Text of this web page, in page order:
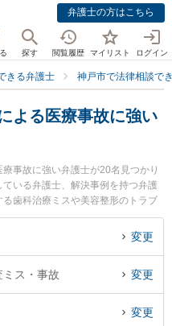
弁護士の方はこちら
探す 閲覧履歴 マイリスト ログイン
きる弁護士 神戸市で法律相談で
よる医療事故に強い
事故に強い弁護士が20名見つかり
いる弁護士、解決事例を持つ弁護
歯科治療ミスや美容整形のトラブ
込み検索もでき便利です。特に弁
法人ALG＆Associates 神戸法律事務
ブルを今すぐに弁護士に相談した
決の実績豊富な近くの弁護士を検
医療事故を法律相談できる神戸市
変更
ミス・事故 変更
変更